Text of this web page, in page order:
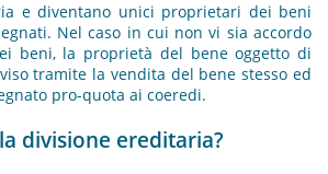
e diventano unici proprietari dei beni
Nel caso in cui non vi sia accordo
beni, la proprietà del bene oggetto di
tramite la vendita del bene stesso ed
pro-quota ai coeredi.
divisione ereditaria?